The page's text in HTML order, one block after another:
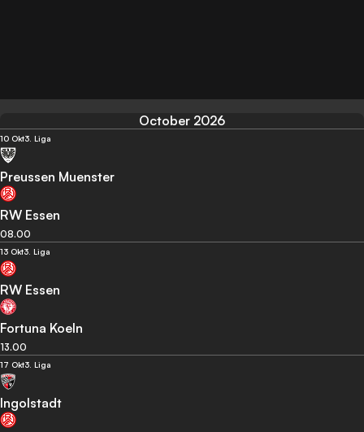
October 2026
10 Okt3. Liga
Preussen Muenster
RW Essen
08.00
13 Okt3. Liga
RW Essen
Fortuna Koeln
13.00
17 Okt3. Liga
Ingolstadt